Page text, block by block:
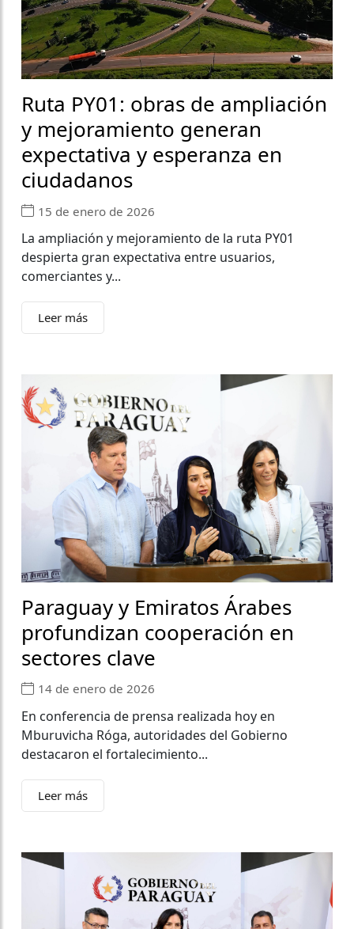
Ruta PY01: obras de ampliación
y mejoramiento generan
expectativa y esperanza en
ciudadanos
15 de enero de 2026
La ampliación y mejoramiento de la ruta PY01
despierta gran expectativa entre usuarios,
comerciantes y...
Leer más
Paraguay y Emiratos Árabes
profundizan cooperación en
sectores clave
14 de enero de 2026
En conferencia de prensa realizada hoy en
Mburuvicha Róga, autoridades del Gobierno
destacaron el fortalecimiento...
Leer más